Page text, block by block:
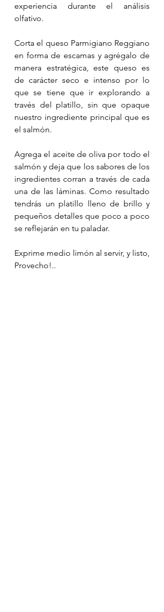
experiencia durante el análisis
olfativo.
Corta el queso Parmigiano Reggiano
en forma de escamas y agrégalo de
manera estratégica, este queso es
de carácter seco e intenso por lo
que se tiene que ir explorando a
través del platillo, sin que opaque
nuestro ingrediente principal que es
el salmón.
Agrega el aceite de oliva por todo el
salmón y deja que los sabores de los
ingredientes corran a través de cada
una de las láminas. Como resultado
tendrás un platillo lleno de brillo y
pequeños detalles que poco a poco
se reflejarán en tu paladar.
Exprime medio limón al servir, y listo,
Provecho!..